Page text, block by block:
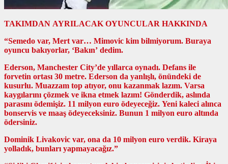
TAKIMDAN AYRILACAK OYUNCULAR HAKKINDA
“Semedo var, Mert var… Mimovic kim bilmiyorum. Buraya
oyuncu bakıyorlar, ‘Bakın’ dedim.
Ederson, Manchester City’de yıllarca oynadı. Defans ile
forvetin ortası 30 metre. Ederson da yanlışlı, önündeki de
kusurlu. Muazzam top atıyor, onu kazanmak lazım. Varsa
kaygılarını çözmek ve ikna etmek lazım! Gönderdik, aslında
parasını ödemişiz. 11 milyon euro ödeyeceğiz. Yeni kaleci alınca
bonservis ve maaş ödeyeceksiniz. Bunun 1 milyon euro altında
ödersiniz.
Dominik Livakovic var, ona da 10 milyon euro verdik. Kiraya
yolladık, bunları yapmayacağız.”